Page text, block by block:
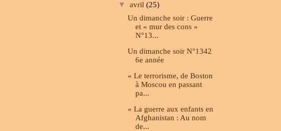
▼ avril (25)
Un dimanche soir : Guerre
et « mur des cons »
N°13...
Un dimanche soir N°1342
6e année
« Le terrorisme, de Boston
à Moscou en passant
pa...
« La guerre aux enfants en
Afghanistan : Au nom
de...